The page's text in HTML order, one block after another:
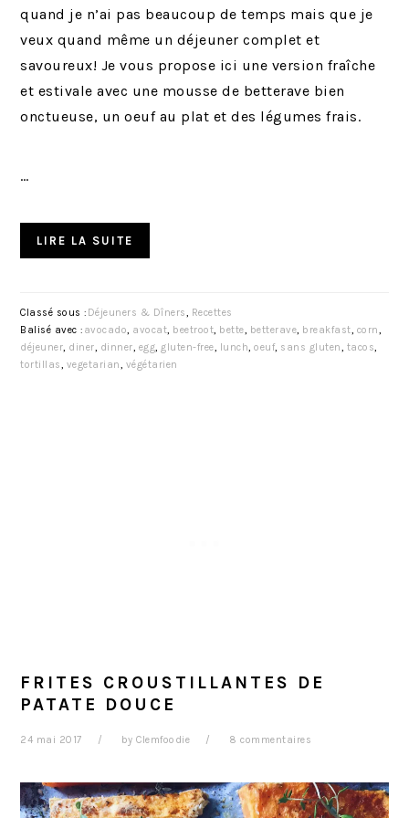
quand je n’ai pas beaucoup de temps mais que je
veux quand même un déjeuner complet et
savoureux! Je vous propose ici une version fraîche
et estivale avec une mousse de betterave bien
onctueuse, un oeuf au plat et des légumes frais.
…
LIRE LA SUITE
Classé sous : Déjeuners & Dîners, Recettes
Balisé avec : avocado, avocat, beetroot, bette, betterave, breakfast, corn,
déjeuner, diner, dinner, egg,gluten-free, lunch,oeuf, sans gluten, tacos,
tortillas, vegetarian, végétarien
FRITES CROUSTILLANTES DE
PATATE DOUCE
24 mai 2017 byClemfoodie 8 commentaires